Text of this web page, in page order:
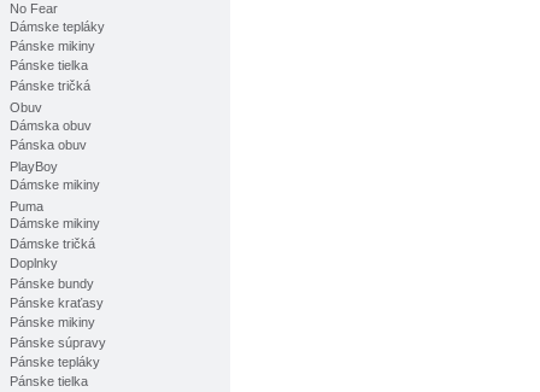
No Fear
Dámske tepláky
Pánske mikiny
Pánske tielka
Pánske tričká
Obuv
Dámska obuv
Pánska obuv
PlayBoy
Dámske mikiny
Puma
Dámske mikiny
Dámske tričká
Doplnky
Pánske bundy
Pánske kraťasy
Pánske mikiny
Pánske súpravy
Pánske tepláky
Pánske tielka